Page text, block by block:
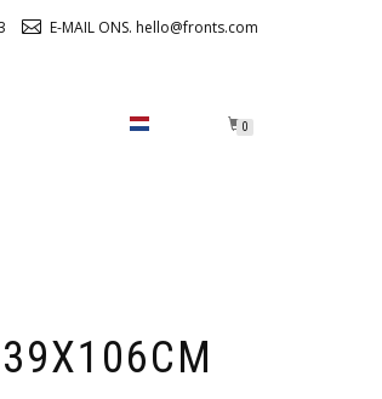
E-MAIL ONS. hello@fronts.com
0